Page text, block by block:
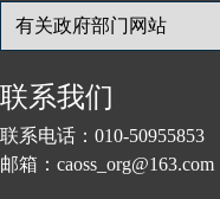
联系我们
联系电话：010-
邮箱：caoss_org@163.com